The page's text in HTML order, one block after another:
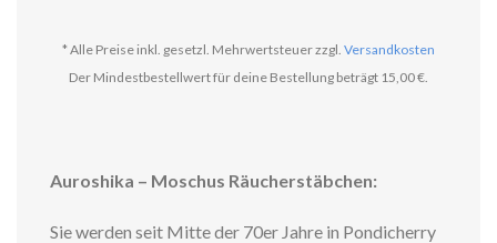
* Alle Preise inkl. gesetzl. Mehrwertsteuer zzgl. Versandkosten
Der Mindestbestellwert für deine Bestellung beträgt 15,00 €.
Auroshika – Moschus Räucherstäbchen:
Sie werden seit Mitte der 70er Jahre in Pondicherry